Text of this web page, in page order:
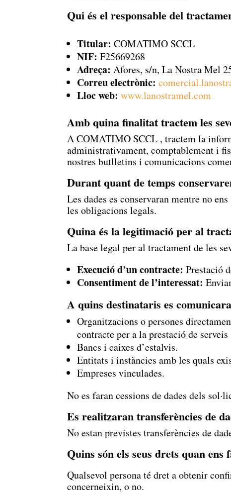
Qui és el responsable del
Titular: COMATIMO SCCL
NIF: F25669268
Adreça: Afores, s/n, La Nostra Mel
Correu electrònic: comercial
Lloc web: www.lanostramel.com
Amb quina finalitat tractem les
ACOMATIMO SCCL , tractem la
administrativament, comptablement i
nostres butlletins i comunicacions
Durant quant de temps
Les dades es conservaran mentre no
les obligacions legals.
Quina és la legitimació per al
La base legal per al tractament de les
Execució d’un contracte: Prestació
Consentiment de l’interessat:
A quins destinataris es
Organitzacions o persones
contracte per a la prestació de
Bancs i caixes d’estalvis.
Entitats i instàncies amb les quals
Empreses vinculades.
No es faran cessions de dades dels
Es realitzaran transferències de
No estan previstes transferències de
Quins són els seus drets quan ens
Qualsevol persona té dret a obtenir
concerneixin, o no.